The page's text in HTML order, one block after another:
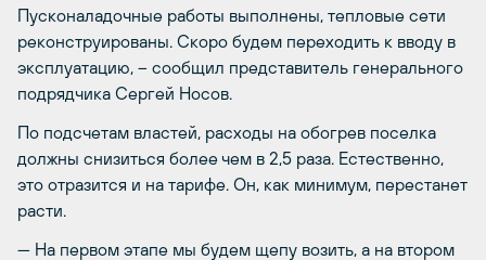
Пусконаладочные работы выполнены, тепловые сети
реконструированы. Скоро будем переходить к вводу в
эксплуатацию, – сообщил представитель генерального
подрядчика Сергей Носов.
По подсчетам властей, расходы на обогрев поселка
должны снизиться более чем в 2,5 раза. Естественно,
это отразится и на тарифе. Он, как минимум, перестанет
расти.
— На первом этапе мы будем щепу возить, а на втором